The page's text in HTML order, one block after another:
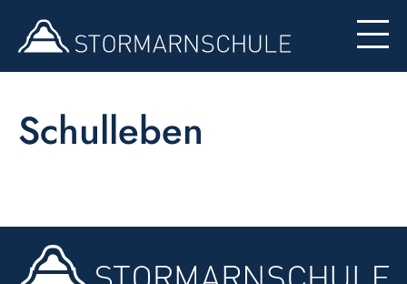
Begabten- und Begabungsförderung (LemaS)
Berufsinfo
Konzept zur Nutzung der Ipads
Für Eltern
Formulare
Schulleben